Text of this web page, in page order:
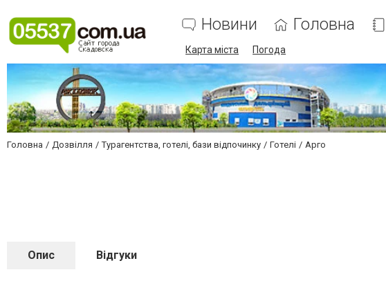
Новини Головна
Карта міста Погода
Головна Дозвілля Турагентства, готелі, бази відпочинку Готелі Арго
Опис Відгуки